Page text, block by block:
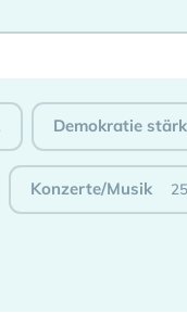
Demokratie
Konzerte/Musik